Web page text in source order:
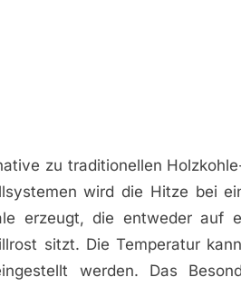
zu traditionellen
wird die Hitze bei
erzeugt, die entweder auf
sitzt. Die Temperatur
werden. Das